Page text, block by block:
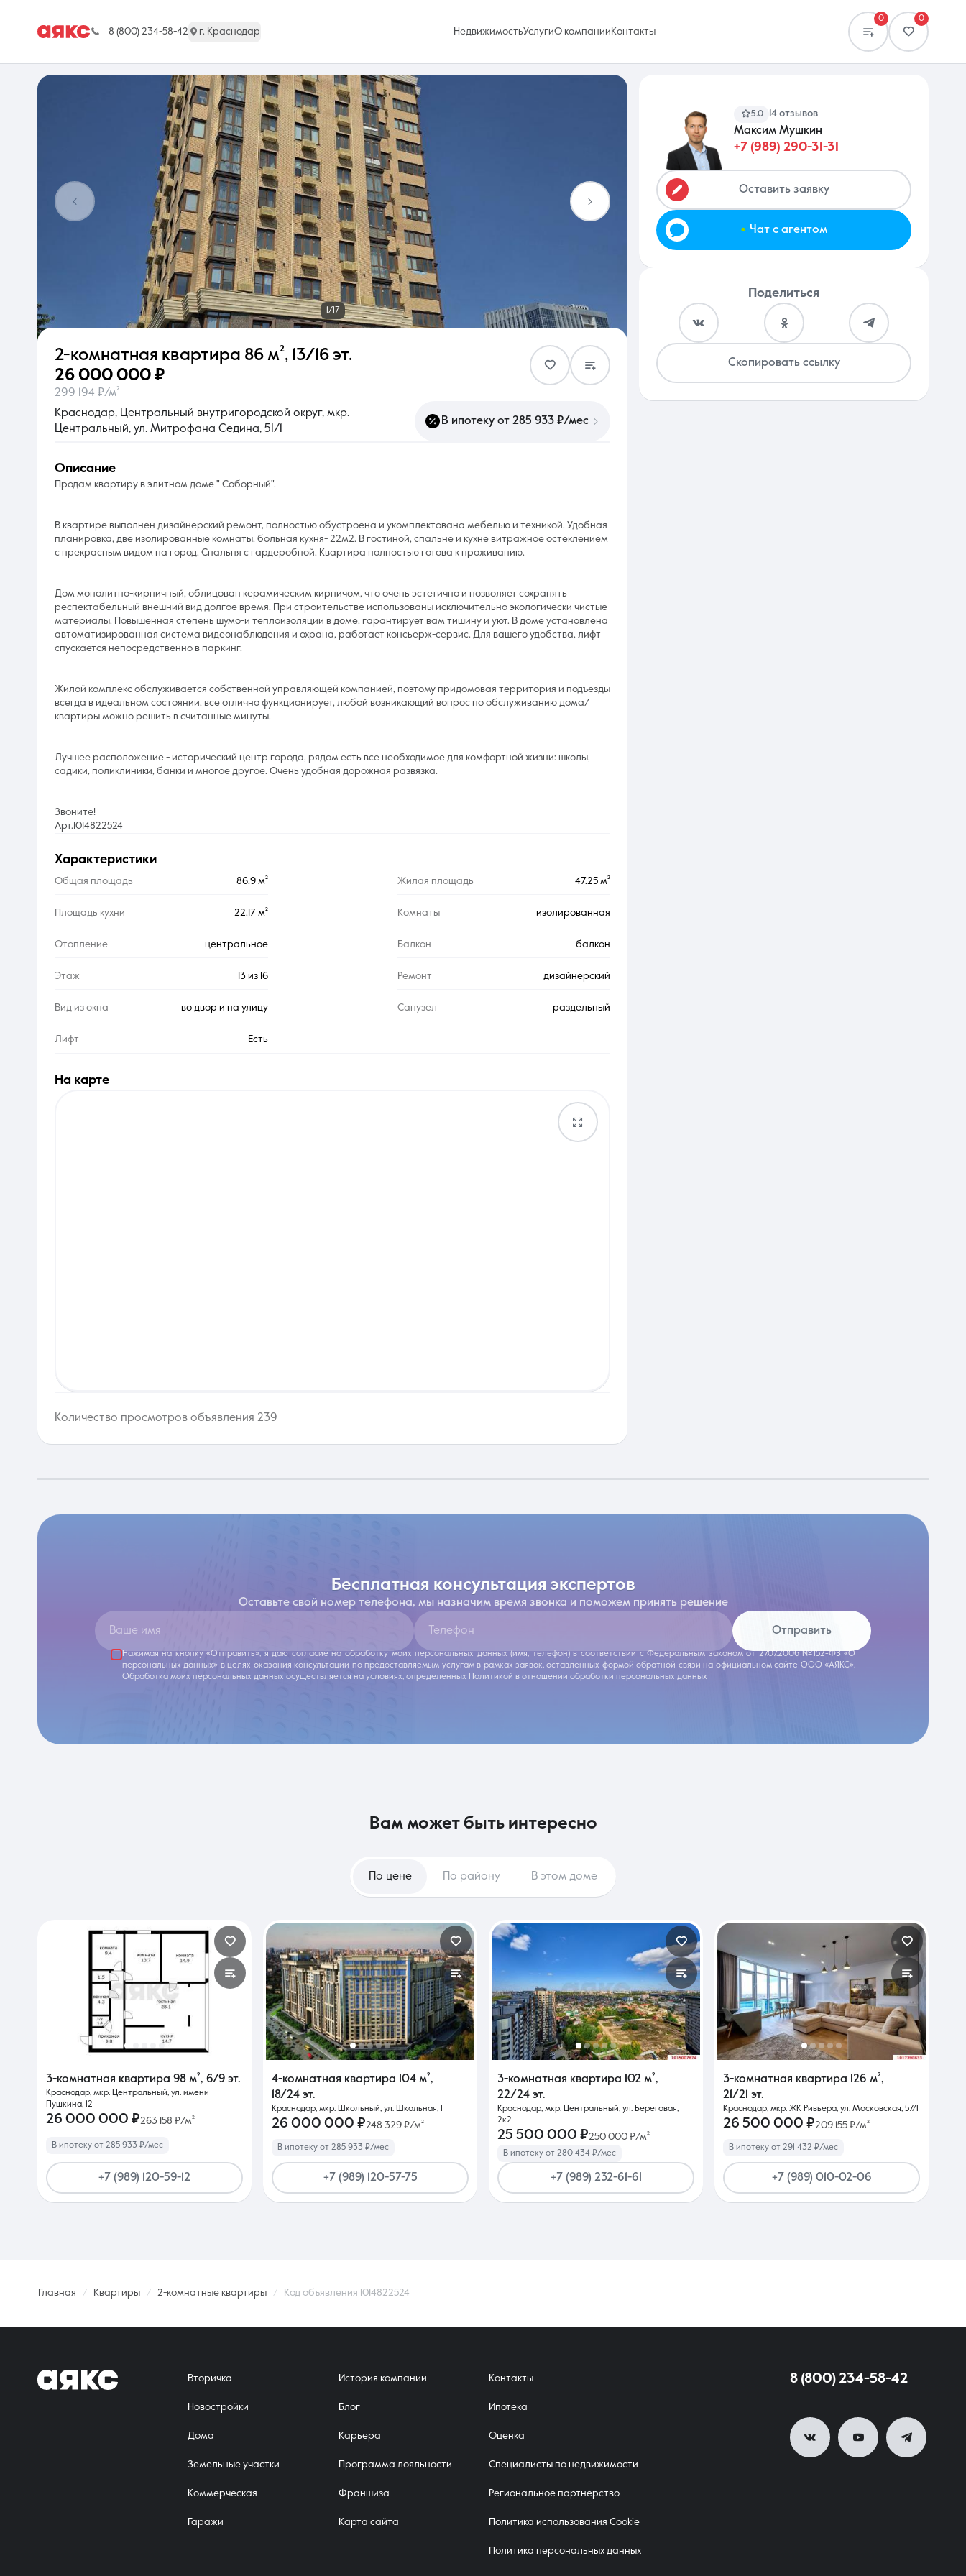
8 (800) 234-58-42 г. Краснодар НедвижимостьУслугиО компании Контакты
0 0
Сравнение
Недвижимость
О компании Контакты
1/17
2-комнатная квартира 86 м², 13/16 эт.
26 000 000 ₽
299 194 ₽/м²
Краснодар, Центральный внутригородской округ, мкр.
Центральный, ул. Митрофана Седина, 51/1
В ипотеку от 285 933 ₽/мес
характеристики
Общая площадь 86.9 м² Жилая площадь 47.25 м²
Площадь кухни 22.17 м² Комнаты изолированная
Отопление центральное Балкон балкон
Этаж 13 из 16 Ремонт дизайнерский
Вид из окна во двор и на улицу Санузел раздельный
Лифт Есть
описание
Продам квартиру в элитном доме " Соборный".
В квартире выполнен дизайнерский ремонт, полностью обустроена и укомплектована мебелью и техникой. Удобная
планировка, две изолированные комнаты, больная кухня- 22м2. В гостиной, спальне и кухне витражное остеклением
с прекрасным видом на город. Спальня с гардеробной. Квартира полностью готова к проживанию.
Дом монолитно-кирпичный, облицован керамическим кирпичом, что очень эстетично и позволяет сохранять
респектабельный внешний вид долгое время. При строительстве использованы исключительно экологически чистые
материалы. Повышенная степень шумо-и теплоизоляции в доме, гарантирует вам тишину и уют. В доме установлена
автоматизированная система видеонаблюдения и охрана, работает консьерж-сервис. Для вашего удобства, лифт
спускается непосредственно в паркинг.
Жилой комплекс обслуживается собственной управляющей компанией, поэтому придомовая территория и подъезды
всегда в идеальном состоянии, все отлично функционирует, любой возникающий вопрос по обслуживанию дома/
квартиры можно решить в считанные минуты.
Лучшее расположение - исторический центр города, рядом есть все необходимое для комфортной жизни: школы,
садики, поликлиники, банки и многое другое. Очень удобная дорожная развязка.
Звоните!
Арт.1014822524
на карте
Количество просмотров объявления 239
5.0 14 отзывов
Максим Мушкин
+7 (989) 290-31-31
Оставить заявку
. Чат с агентом
Поделиться
Скопировать ссылку
бесплатная консультация экспертов
Оставьте свой номер телефона, мы назначим время звонка и поможем принять решение
Ваше имя Телефон Отправить
Нажимая на кнопку «Отправить», я даю согласие на обработку моих персональных данных (имя, телефон) в соответствии с Федеральным законом от 27.07.2006 №152-ФЗ «О
персональных данных» в целях оказания консультации по предоставляемым услугам в рамках заявок, оставленных формой обратной связи на официальном сайте ООО «АЯКС».
Обработка моих персональных данных осуществляется на условиях, определенных Политикой в отношении обработки персональных данных
вам может быть интересно
По цене По району В этом доме
3-комнатная квартира 98 м², 6/9 эт.
Краснодар, мкр. Центральный, ул. имени
Пушкина, 12
26 000 000 ₽263 158 ₽/м²
В ипотеку от 285 933 ₽/мес
+7 (989) 120-59-12
4-комнатная квартира 104 м²,
18/24 эт.
Краснодар, мкр. Школьный, ул. Школьная, 1
26 000 000 ₽248 329 ₽/м²
В ипотеку от 285 933 ₽/мес
+7 (989) 120-57-75
3-комнатная квартира 102 м²,
22/24 эт.
Краснодар, мкр. Центральный, ул. Береговая,
2к2
25 500 000 ₽250 000 ₽/м²
В ипотеку от 280 434 ₽/мес
+7 (989) 232-61-61
3-комнатная квартира 126 м²,
21/21 эт.
Краснодар, мкр. ЖК Ривьера, ул. Московская, 57/1
26 500 000 ₽209 155 ₽/м²
В ипотеку от 291 432 ₽/мес
+7 (989) 010-02-06
Главная Квартиры 2-комнатные квартиры Код объявления 1014822524
Вторичка
Новостройки
Дома
Земельные участки
Коммерческая
Гаражи
История компании
Блог
Карьера
Программа лояльности
Франшиза
Карта сайта
Контакты
Ипотека
Оценка
Специалисты по недвижимости
Региональное партнерство
Политика использования Cookie
Политика персональных данных
8 (800) 234-58-42